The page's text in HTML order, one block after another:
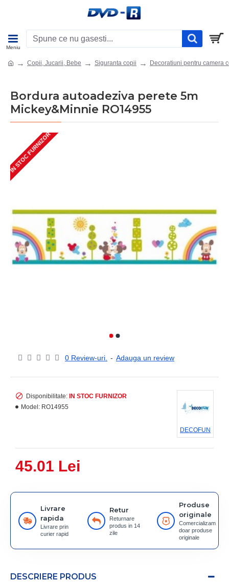
Copii, Jucarii, Bebe Siguranta copii Decoratiuni pentru camera
Bordura autoadeziva perete 5m
Mickey&Minnie RO14955
IN STOC FURNIZOR
0 Review-uri. - Adauga un review
45.01 Lei
Disponibilitate: IN STOC FURNIZOR
Model: RO14955
DECOFUN
Livrare
rapida
Livrare prin
curier rapid
Retur
Returnare
produs in 14
zile
Produse
originale
Comercializam
doar produse
originale
DESCRIERE PRODUS